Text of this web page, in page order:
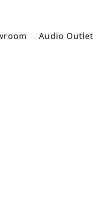
Audio Outlet